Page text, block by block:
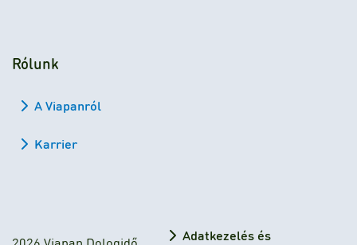
Rólunk
A Viapanról
Karrier
Adatkezelés és